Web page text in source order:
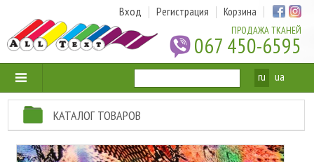
ПРОДАЖА ТКАНЕЙ
067 450-6595
Вход Регистрация Корзина
ru ua
КАТАЛОГ ТОВАРОВ